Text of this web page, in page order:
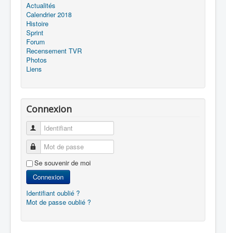
Actualités
Calendrier 2018
Histoire
Sprint
Forum
Recensement TVR
Photos
Liens
Connexion
Identifiant
Mot de passe
Se souvenir de moi
Connexion
Identifiant oublié ?
Mot de passe oublié ?